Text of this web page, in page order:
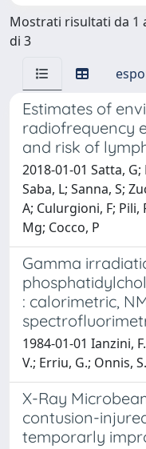
Mostrati risultati da 1
di 3
Estimates of
radiofrequency
and risk of
2018-01-01 Satta, G;
Saba, L; Sanna, S;
A; Culurgioni, F; Pili,
Mg; Cocco, P
Gamma
: calorimetric,
1984-01-01 Ianzini,
V.; Erriu, G.; Onnis,
X-Ray
contusion-
temporarly